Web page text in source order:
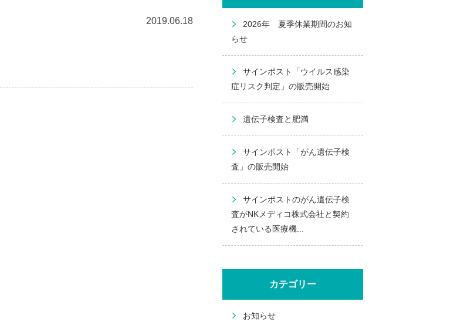
2019.06.18
2026年 夏季休業期間のお知
らせ
サインポスト「ウイルス感染
症リスク判定」の販売開始
遺伝子検査と肥満
サインポスト「がん遺伝子検
査」の販売開始
サインポストのがん遺伝子検
査がNKメディコ株式会社と契約
されている医療機...
カテゴリー
お知らせ